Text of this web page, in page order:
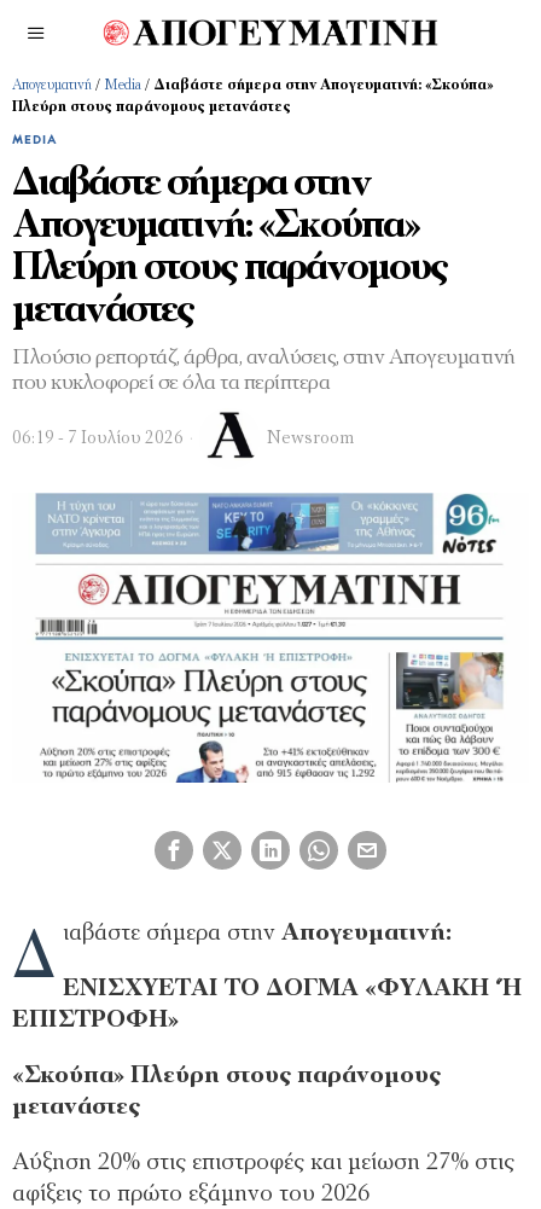
Απογευματινή / Media / Διαβάστε σήμερα στην Απογευματινή: «Σκούπα»
Πλεύρη στους παράνομους μετανάστες
MEDIA
Διαβάστε σήμερα στην
Απογευματινή: «Σκούπα»
Πλεύρη στους παράνομους
μετανάστες
Πλούσιο ρεπορτάζ, άρθρα, αναλύσεις, στην Απογευματινή
που κυκλοφορεί σε όλα τα περίπτερα
06:19 - 7 Ιουλίου 2026 Newsroom
Δ ιαβάστε σήμερα στην Απογευματινή:
ΕΝΙΣΧΥΕΤΑΙ ΤΟ ΔΟΓΜΑ «ΦΥΛΑΚΗ ‘Ή
ΕΠΙΣΤΡΟΦΗ»
«Σκούπα» Πλεύρη στους παράνομους
μετανάστες
Αύξηση 20% στις επιστροφές και μείωση 27% στις
αφίξεις το πρώτο εξάμηνο του 2026